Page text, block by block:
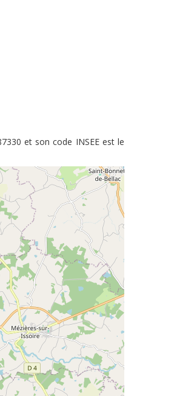
et son code INSEE est le